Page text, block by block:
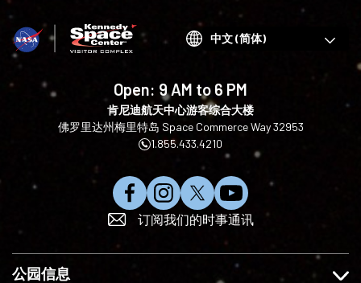
Choose
language
Open: 9 AM to 6 PM
肯尼迪航天中心游客综合大楼
佛罗里达州梅里特岛 Space Commerce Way 32953
1.855.433.4210
在
c
在
I
s
在
X
关
订
阅
o
订阅我们的时事通讯
公园信息